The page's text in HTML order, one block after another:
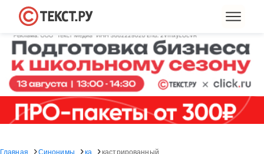
Главная Синонимы ка кастрированный